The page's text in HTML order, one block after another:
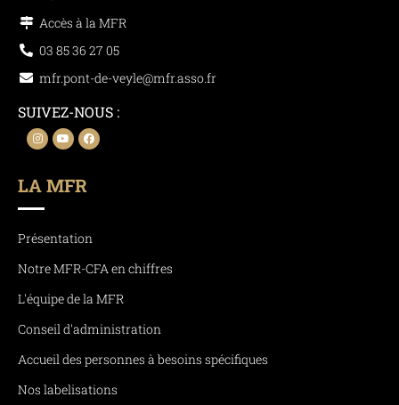
Accès à la MFR
03 85 36 27 05
mfr.pont-de-veyle@mfr.asso.fr
SUIVEZ-NOUS :
LA MFR
Présentation
Notre MFR-CFA en chiffres
L'équipe de la MFR
Conseil d'administration
Accueil des personnes à besoins spécifiques
Nos labelisations